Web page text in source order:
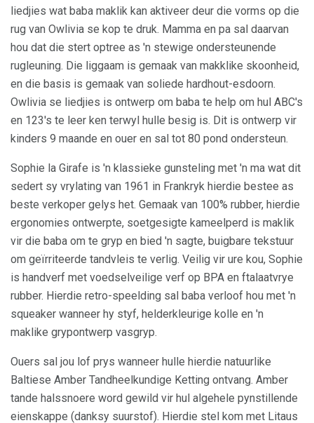
liedjies wat baba maklik kan aktiveer deur die vorms op die
rug van Owlivia se kop te druk. Mamma en pa sal daarvan
hou dat die stert optree as 'n stewige ondersteunende
rugleuning. Die liggaam is gemaak van makklike skoonheid,
en die basis is gemaak van soliede hardhout-esdoorn.
Owlivia se liedjies is ontwerp om baba te help om hul ABC's
en 123's te leer ken terwyl hulle besig is. Dit is ontwerp vir
kinders 9 maande en ouer en sal tot 80 pond ondersteun.
Sophie la Girafe is 'n klassieke gunsteling met 'n ma wat dit
sedert sy vrylating van 1961 in Frankryk hierdie bestee as
beste verkoper gelys het. Gemaak van 100% rubber, hierdie
ergonomies ontwerpte, soetgesigte kameelperd is maklik
vir die baba om te gryp en bied 'n sagte, buigbare tekstuur
om geïrriteerde tandvleis te verlig. Veilig vir ure kou, Sophie
is handverf met voedselveilige verf op BPA en ftalaatvrye
rubber. Hierdie retro-speelding sal baba verloof hou met 'n
squeaker wanneer hy styf, helderkleurige kolle en 'n
maklike grypontwerp vasgryp.
Ouers sal jou lof prys wanneer hulle hierdie natuurlike
Baltiese Amber Tandheelkundige Ketting ontvang. Amber
tande halssnoere word gewild vir hul algehele pynstillende
eienskappe (danksy suurstof). Hierdie stel kom met Litaus